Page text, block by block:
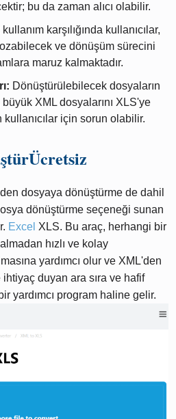
bu da zaman alıcı olabilir.
karşılığında kullanıcılar,
ve dönüşüm sürecini
maruz kalmaktadır.
Dönüştürülebilecek dosyaların
büyük XML dosyalarını XLS'ye
için sorun olabilir.
dosyaya dönüştürme de dahil
dönüştürme seçeneği sunan
Excel XLS. Bu araç, herhangi bir
hızlı ve kolay
yardımcı olur ve XML'den
ihtiyaç duyan ara sıra ve hafif
yardımcı program haline gelir.